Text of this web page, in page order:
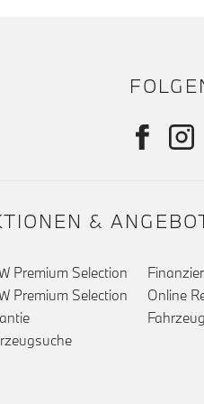
&
Premium Selection
Premium Selection
Online